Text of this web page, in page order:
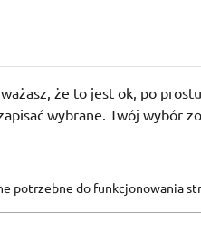
że to jest ok, po
wybrane. Twój wybór
potrzebne do funkcjonowania